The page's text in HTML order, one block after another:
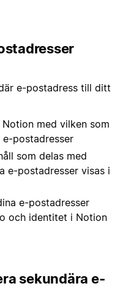
e-postadress till ditt
med vilken som
postadresser
som delas med
e-postadresser visas i
e-postadresser
och identitet i Notion
sekundära e-